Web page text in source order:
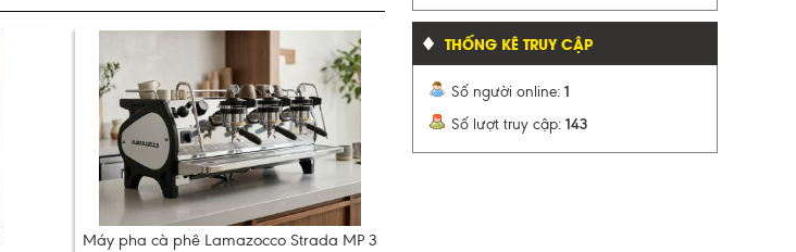
Máy pha cà phê Lamazocco Strada MP 3
THỐNG KÊ TRUY CẬP
Số người online: 1
Số lượt truy cập: 143